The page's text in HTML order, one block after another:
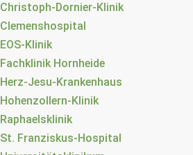
Christoph-Dornier-Klinik
Clemenshospital
EOS-Klinik
Fachklinik Hornheide
Herz-Jesu-Krankenhaus
Hohenzollern-Klinik
Raphaelsklinik
St. Franziskus-Hospital